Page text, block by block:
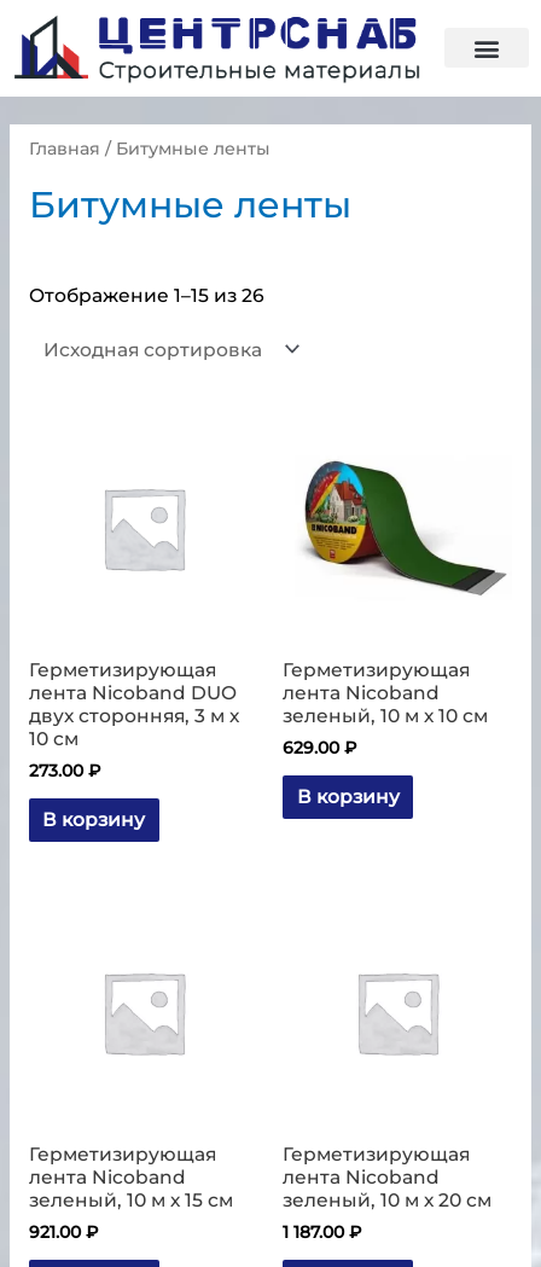
Главная / Битумные ленты
Битумные ленты
Отображение 1–15 из 26
Герметизирующая
лента Nicoband DUO
двух сторонняя, 3 м х
10 см
273.00₽
В корзину
Герметизирующая
лента Nicoband
зеленый, 10 м х 10 см
629.00₽
В корзину
Герметизирующая
лента Nicoband
зеленый, 10 м х 15 см
921.00₽
Герметизирующая
лента Nicoband
зеленый, 10 м х 20 см
1 187.00₽